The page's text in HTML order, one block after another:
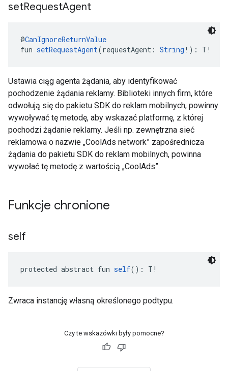
setRequestAgent
@CanIgnoreReturnValue
fun setRequestAgent(requestAgent: String !): T!
Ustawia ciąg agenta żądania, aby identyfikować
pochodzenie żądania reklamy. Biblioteki innych firm, które
odwołują się do pakietu SDK do reklam mobilnych, powinny
wywoływać tę metodę, aby wskazać platformę, z której
pochodzi żądanie reklamy. Jeśli np. zewnętrzna sieć
reklamowa o nazwie „CoolAds network” zapośrednicza
żądania do pakietu SDK do reklam mobilnych, powinna
wywołać tę metodę z wartością „CoolAds”.
Funkcje chronione
self
protected abstract fun self(): T!
Zwraca instancję własną określonego podtypu.
Czy te wskazówki były pomocne?